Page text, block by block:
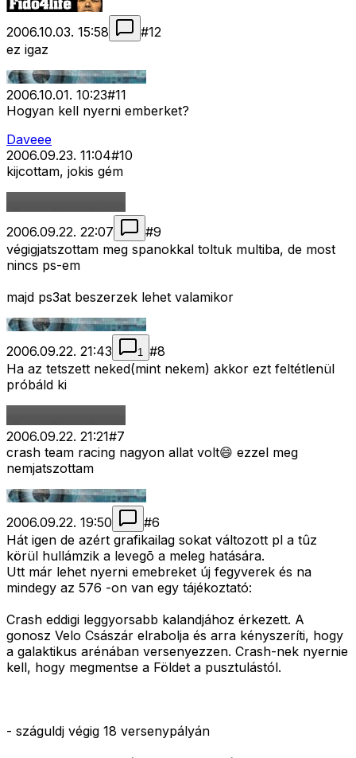
2006.10.03. 15:58 #12
ez igaz
2006.10.01. 10:23#11
Hogyan kell nyerni emberket?
Daveee
2006.09.23. 11:04#10
kijcottam, jokis gém
2006.09.22. 22:07 #9
végigjatszottam meg spanokkal toltuk multiba, de most
nincs ps-em
majd ps3at beszerzek lehet valamikor
2006.09.22. 21:43 1 #8
Ha az tetszett neked(mint nekem) akkor ezt feltétlenül
próbáld ki
2006.09.22. 21:21#7
crash team racing nagyon allat volt😄 ezzel meg
nemjatszottam
2006.09.22. 19:50 #6
Hát igen de azért grafikailag sokat változott pl a tûz
körül hullámzik a levegõ a meleg hatására.
Utt már lehet nyerni emebreket új fegyverek és na
mindegy az 576 -on van egy tájékoztató:
Crash eddigi leggyorsabb kalandjához érkezett. A
gonosz Velo Császár elrabolja és arra kényszeríti, hogy
a galaktikus arénában versenyezzen. Crash-nek nyernie
kell, hogy megmentse a Földet a pusztulástól.
- száguldj végig 18 versenypályán